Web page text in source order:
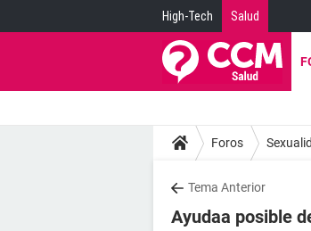
High-Tech Salud
Foros
Tema Anterior
Ayudaa posible